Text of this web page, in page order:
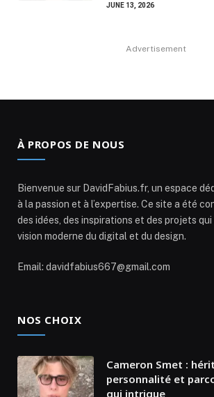
JUNE 13, 2026
Advertisement
À PROPOS DE NOUS
Bienvenue sur DavidFabius.fr, un espace
à la passion et à l’expertise. Ce site a été
des idées, des inspirations et des projets
vision moderne du digital et du design.
Email: davidfabius667@gmail.com
NOS CHOIX
Cameron Smet :
personnalité et
qui intrigue